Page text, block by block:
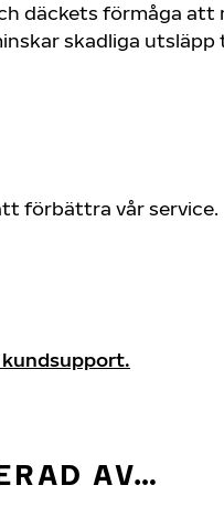
däckets förmåga
skadliga utsläpp
förbättra vår service.
kundsupport.
AV…